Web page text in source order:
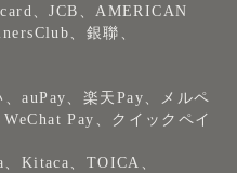
、JCB、AMERICAN
、銀聯、
auPay、楽天Pay、メルペ
Pay、クイックペイ
Kitaca、TOICA、